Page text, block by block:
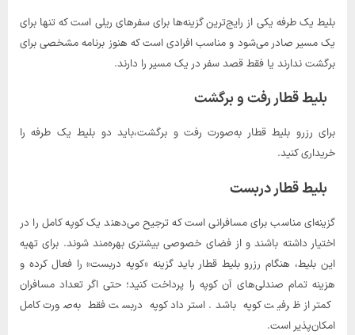
بلیط یک طرفه یکی از رایج‌ترین گزینه‌ها برای سفرهای ریلی است که تنها برای
یک مسیر صادر می‌شود و مناسب افرادی است که هنوز برنامه مشخصی برای
برگشت ندارند یا فقط قصد سفر در یک مسیر را دارند.
بلیط قطار رفت و برگشت
برای رزرو بلیط قطار به‌صورت رفت و برگشت،باید دو بلیط یک طرفه را
خریداری کنید.
بلیط قطار دربست
گزینه‌ای مناسب برای مسافرانی است که ترجیح می‌دهند یک کوپه کامل را در
اختیار داشته باشند و از فضای خصوصی بیشتری بهره‌مند شوند. برای تهیه
این بلیط، هنگام رزرو بلیط قطار باید گزینه «کوپه دربست» را فعال کرده و
هزینه تمام صندلی‌های آن کوپه را پرداخت کنید؛ حتی اگر تعداد مسافران
کمتر از ظرفیت کوپه باشد. استرداد کوپه دربست فقط به‌صورت کامل
امکان‌پذیر است.